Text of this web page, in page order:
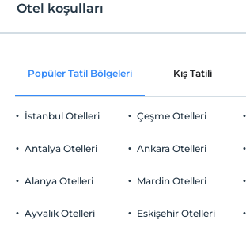
Kum plaj
Mavi Bayrak
Plaj Havlusu
Ortak alanlar ve tüm odalar
Otopark
Ücretsiz Özel Otopark
Otel koşulları
Check/in
Check/out
En geç saat 12:00 ve öncesi
Evcil Hayvan
2 yaşına kadar olan bebekler ücretsizdir.
Popüler Tatil Bölgeleri Kış Tatili
İstanbul Otelleri
Antalya Otelleri
Alanya Otelleri
Ayvalık Otelleri
Çeşme Otelleri
Ankara Otelleri
Mardin Otelleri
Eskişehir Otelleri